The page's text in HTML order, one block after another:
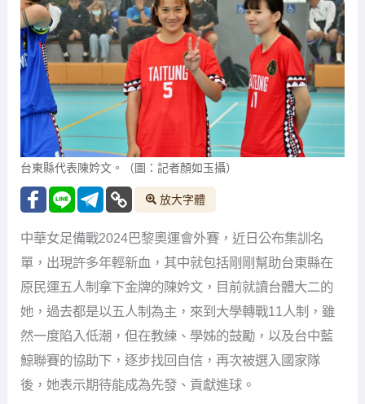
台東縣代表陳妗文。（圖：記者顏如玉攝）
放大字體
中華女足備戰2024巴黎奧運會外賽，近日公布集訓名
單，出現許多年輕新血，其中就包括剛剛幫助台東縣在
原民運五人制拿下金牌的陳妗文，目前就讀台體大二的
她，過去都是以五人制為主，來到大學轉戰11人制，雖
然一度陷入低潮，但在教練、學姊的鼓勵，以及台中藍
鯨聯賽的協助下，逐步找回自信，再次被選入國家隊
後，她表示期待能成為先發、貢獻進球。